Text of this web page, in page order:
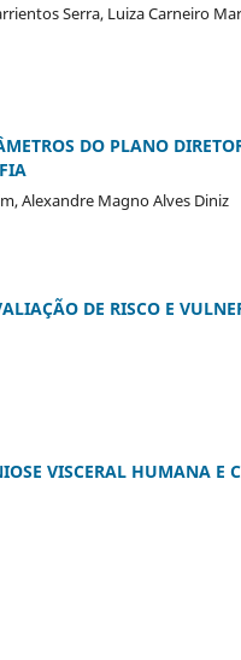
Serra, Luiza Carneiro
DO PLANO
Alexandre Magno Alves Diniz
DE RISCO E
VISCERAL HUMANA E